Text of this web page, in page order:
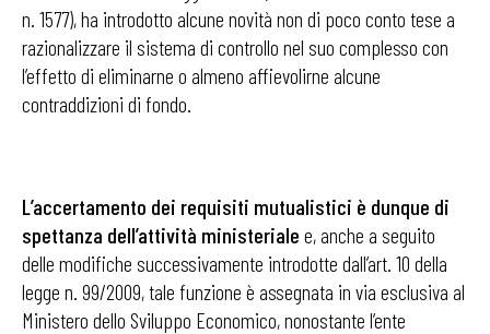
n. 1577), ha introdotto alcune novità non di poco conto tese a
razionalizzare il sistema di controllo nel suo complesso con
l’effetto di eliminarne o almeno affievolirne alcune
contraddizioni di fondo.
L’accertamento dei requisiti mutualistici è dunque di
spettanza dell’attività ministeriale e, anche a seguito
delle modifiche successivamente introdotte dall’art. 10 della
legge n. 99/2009, tale funzione è assegnata in via esclusiva al
Ministero dello Sviluppo Economico, nonostante l’ente